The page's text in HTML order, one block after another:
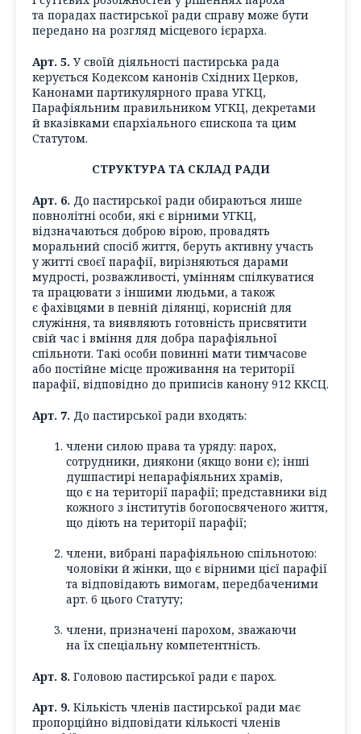
та порадах пастирської ради справу може бути
передано на розгляд місцевого ієрарха.
Арт. 5. У своїй діяльності пастирська рада
керується Кодексом канонів Східних Церков,
Канонами партикулярного права УГКЦ,
Парафіяльним правильником УГКЦ, декретами
й вказівками єпархіального єпископа та цим
Статутом.
СТРУКТУРА ТА СКЛАД РАДИ
Арт. 6. До пастирської ради обираються лише
повнолітні особи, які є вірними УГКЦ,
відзначаються доброю вірою, провадять
моральний спосіб життя, беруть активну участь
у житті своєї парафії, вирізняються дарами
мудрості, розважливості, умінням спілкуватися
та працювати з іншими людьми, а також
є фахівцями в певній ділянці, корисній для
служіння, та виявляють готовність присвятити
свій час і вміння для добра парафіяльної
спільноти. Такі особи повинні мати тимчасове
або постійне місце проживання на території
парафії, відповідно до приписів канону 912 ККСЦ.
Арт. 7. До пастирської ради входять:
члени силою права та уряду: парох,
сотрудники, диякони (якщо вони є); інші
душпастирі непарафіяльних храмів,
що є на території парафії; представники від
кожного з інститутів богопосвяченого життя,
що діють на території парафії;
члени, вибрані парафіяльною спільнотою:
чоловіки й жінки, що є вірними цієї парафії
та відповідають вимогам, передбаченими
арт. 6 цього Статуту;
члени, призначені парохом, зважаючи
на їх спеціальну компетентність.
Арт. 8. Головою пастирської ради є парох.
Арт. 9. Кількість членів пастирської ради має
пропорційно відповідати кількості членів